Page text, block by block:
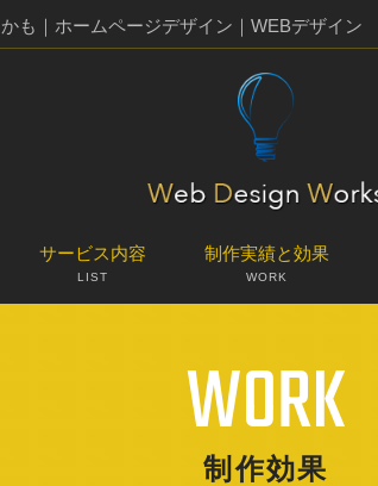
も｜ホームページデザイン｜WEBデザイン
サービス内容
LIST
制作実績と効果
WORK
WORK
制作効果